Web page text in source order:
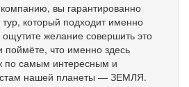
вы гарантированно
который подходит именно
желание совершить это
поймёте, что именно здесь
по самым интересным и
нашей планеты — ЗЕМЛЯ.